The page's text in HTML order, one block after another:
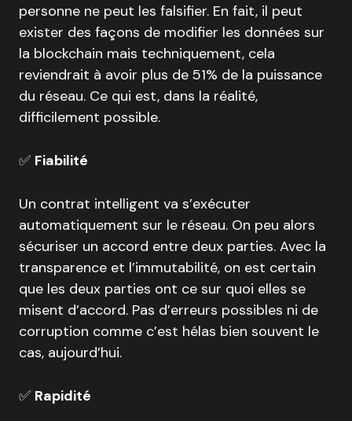
personne ne peut les falsifier. En fait, il peut
exister des façons de modifier les données sur
la blockchain mais techniquement, cela
reviendrait à avoir plus de 51% de la puissance
du réseau. Ce qui est, dans la réalité,
difficilement possible.
✅ Fiabilité
Un contrat intelligent va s’exécuter
automatiquement sur le réseau. On peu alors
sécuriser un accord entre deux parties. Avec la
transparence et l’immutabilité, on est certain
que les deux parties ont ce sur quoi elles se
misent d’accord. Pas d’erreurs possibles ni de
corruption comme c’est hélas bien souvent le
cas, aujourd’hui.
✅ Rapidité